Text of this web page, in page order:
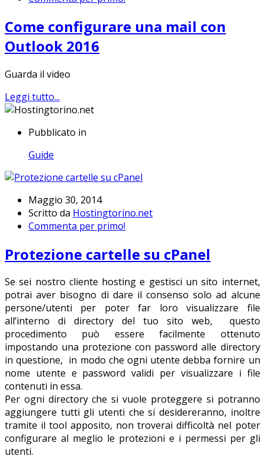
Come configurare una mail con
Outlook 2016
Guarda il video
Leggi tutto...
Pubblicato in
Guide
Maggio 30, 2014
Scritto da Hostingtorino.net
Commenta per primo!
Protezione cartelle su cPanel
Se sei nostro cliente hosting e gestisci un sito internet,
potrai aver bisogno di dare il consenso solo ad alcune
persone/utenti per poter far loro visualizzare file
all’interno di directory del tuo sito web, questo
procedimento può essere facilmente ottenuto
impostando una protezione con password alle directory
in questione, in modo che ogni utente debba fornire un
nome utente e password validi per visualizzare i file
contenuti in essa.
Per ogni directory che si vuole proteggere si potranno
aggiungere tutti gli utenti che si desidereranno, inoltre
tramite il tool apposito, non troverai difficoltà nel poter
configurare al meglio le protezioni e i permessi per gli
utenti.